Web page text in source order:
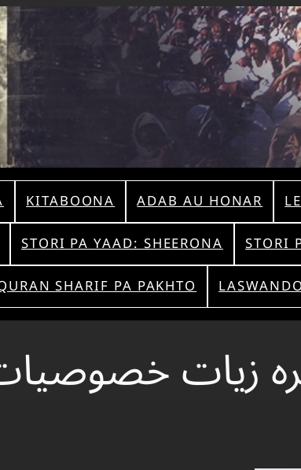
KITABOONA ADAB AU HONAR
STORI PA YAAD: SHEERONA STORI
SHARIF PA PAKHTO
زیات